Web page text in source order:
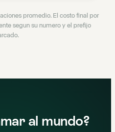
promedio. El costo final por
segun su numero y el prefijo
al mundo?